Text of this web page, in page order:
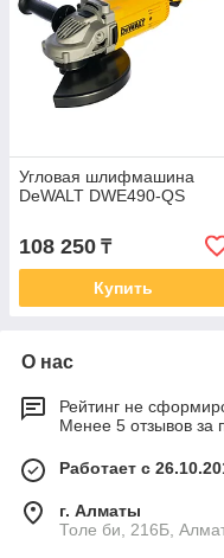
Угловая шлифмашина
DeWALT DWE490-QS
108 250 ₸
Купить
О нас
Рейтинг не
Менее 5 отзывов за
Работает с
г. Алматы
Толе би, 216Б,